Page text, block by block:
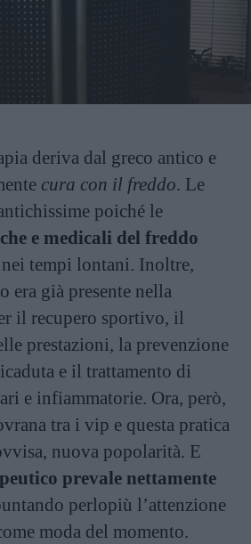
deriva dal greco antico e
cura con il freddo. Le
poiché le
e medicali del freddo
nei tempi lontani. Inoltre,
era già presente nella
il recupero sportivo, il
prestazioni, la prevenzione
e il trattamento di
e infiammatorie. Ora, però,
tra i vip e questa pratica
nuova popolarità. E
prevale nettamente
perlopiù l’attenzione
moda del momento.